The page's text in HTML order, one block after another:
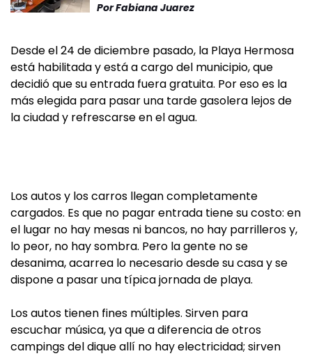
PorFabiana Juarez
Desde el 24 de diciembre pasado, la Playa Hermosa
está habilitada y está a cargo del municipio, que
decidió que su entrada fuera gratuita. Por eso es la
más elegida para pasar una tarde gasolera lejos de
la ciudad y refrescarse en el agua.
Los autos y los carros llegan completamente
cargados. Es que no pagar entrada tiene su costo: en
el lugar no hay mesas ni bancos, no hay parrilleros y,
lo peor, no hay sombra. Pero la gente no se
desanima, acarrea lo necesario desde su casa y se
dispone a pasar una típica jornada de playa.
Los autos tienen fines múltiples. Sirven para
escuchar música, ya que a diferencia de otros
campings del dique allí no hay electricidad; sirven